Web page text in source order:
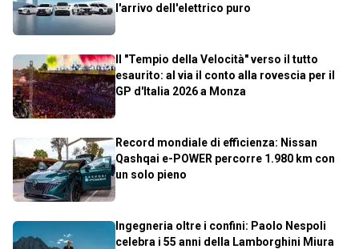
l'arrivo dell'elettrico puro
Il "Tempio della Velocità" verso il tutto
esaurito: al via il conto alla rovescia per il
GP d'Italia 2026 a Monza
Record mondiale di efficienza: Nissan
Qashqai e-POWER percorre 1.980 km con
un solo pieno
Ingegneria oltre i confini: Paolo Nespoli
celebra i 55 anni della Lamborghini Miura